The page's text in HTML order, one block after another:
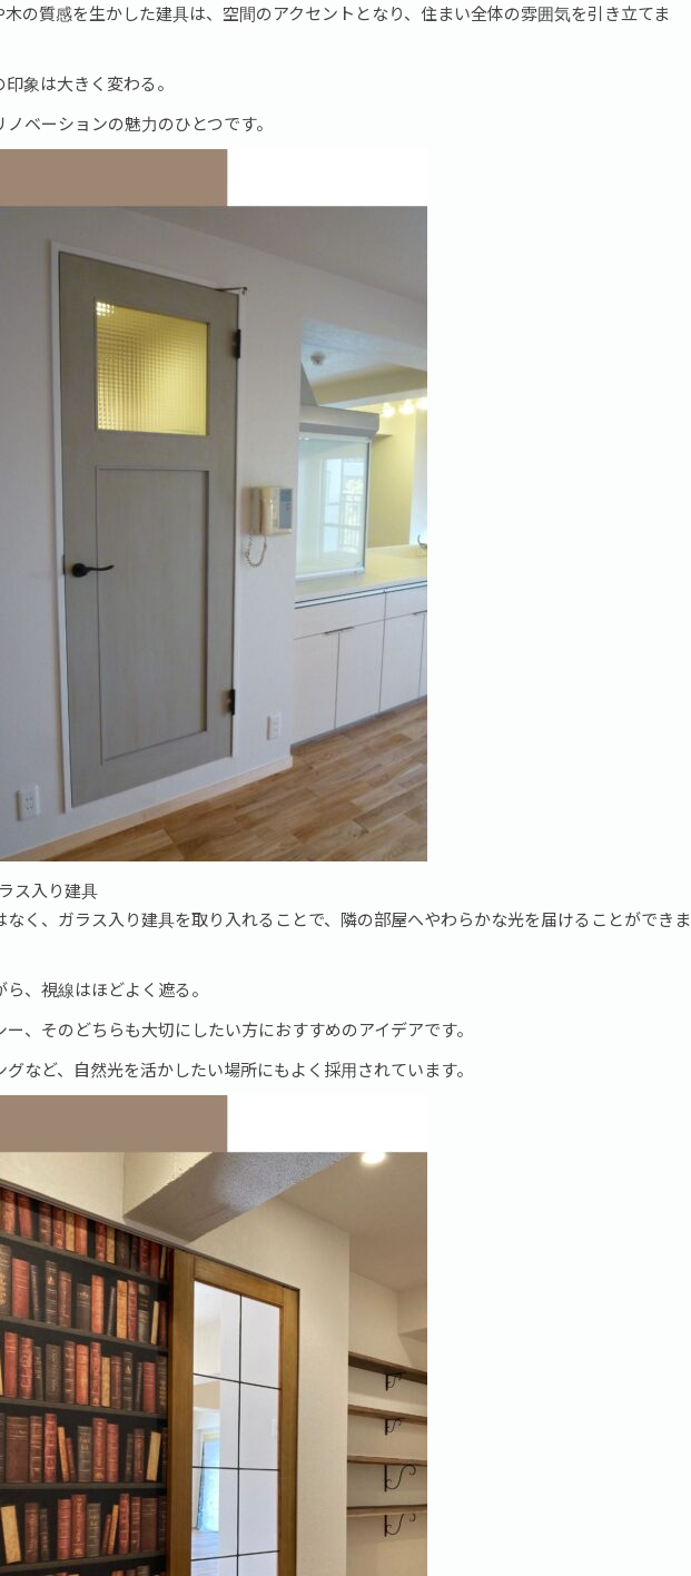
木の質感を生かした建具は、空間のアクセントとなり、住まい全体の雰囲気を引き立てま
象は大きく変わる。
ベーションの魅力のひとつです。
ス入り建具
なく、ガラス入り建具を取り入れることで、隣の部屋へやわらかな光を届けることができま
、視線はほどよく遮る。
、そのどちらも大切にしたい方におすすめのアイデアです。
など、自然光を活かしたい場所にもよく採用されています。